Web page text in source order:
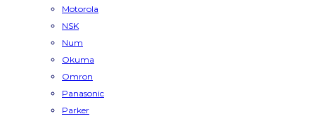
Motorola
NSK
Num
Okuma
Omron
Panasonic
Parker